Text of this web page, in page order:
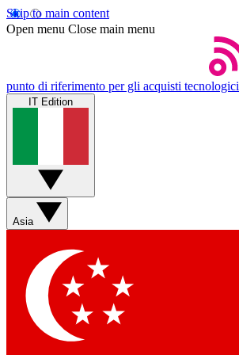
Skip to main content
Open menu Close main menu
punto di riferimento per gli acquisti tecnologici
IT Edition
Asia